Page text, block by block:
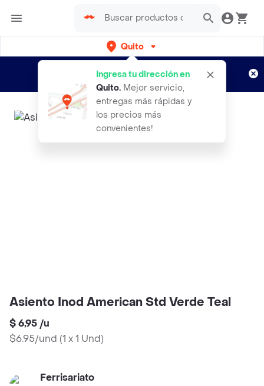
Quito
Ingresa tu dirección en
Quito. Mejor servicio,
entregas más rápidas y
los precios más
convenientes!
envíos gratis por semanas
Aplican TyC
Asiento Inod American Std Verde Teal
$ 6,95 /u
$6.95/und (1 x 1 Und)
Ferrisariato